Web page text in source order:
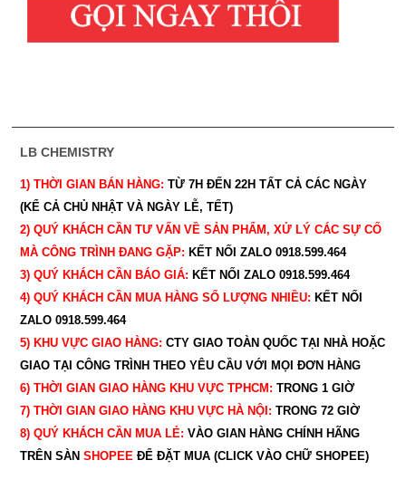
LB CHEMISTRY
1) THỜI GIAN BÁN HÀNG: TỪ 7H ĐẾN 22H TẤT CẢ CÁC NGÀY
(KỂ CẢ CHỦ NHẬT VÀ NGÀY LỄ, TẾT)
2) QUÝ KHÁCH CẦN TƯ VẤN VỀ SẢN PHẨM, XỬ LÝ CÁC SỰ CỐ
MÀ CÔNG TRÌNH ĐANG GẶP: KẾT NỐI ZALO 0918.599.464
3) QUÝ KHÁCH CẦN BÁO GIÁ: KẾT NỐI ZALO 0918.599.464
4) QUÝ KHÁCH CẦN MUA HÀNG SỐ LƯỢNG NHIỀU: KẾT NỐI
ZALO 0918.599.464
5) KHU VỰC GIAO HÀNG: CTY GIAO TOÀN QUỐC TẠI NHÀ HOẶC
GIAO TẠI CÔNG TRÌNH THEO YÊU CẦU VỚI MỌI ĐƠN HÀNG
6) THỜI GIAN GIAO HÀNG KHU VỰC TPHCM: TRONG 1 GIỜ
7) THỜI GIAN GIAO HÀNG KHU VỰC HÀ NỘI: TRONG 72 GIỜ
8) QUÝ KHÁCH CẦN MUA LẺ: VÀO GIAN HÀNG CHÍNH HÃNG
TRÊN SÀN SHOPEEĐỂ ĐẶT MUA (CLICK VÀO CHỮ SHOPEE)